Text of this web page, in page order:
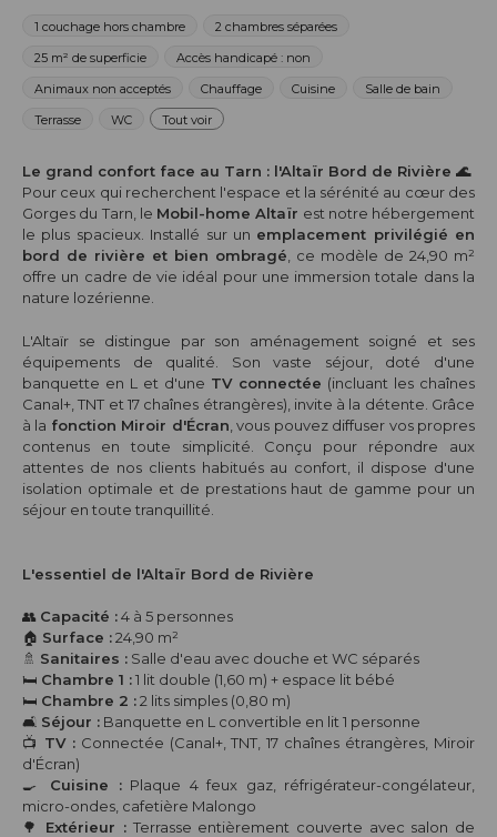
1 couchage hors chambre
2 chambres séparées
25 m² de superficie
Accès handicapé : non
Animaux non acceptés
Chauffage Cuisine
Salle de bain
Terrasse
WC Tout voir
Le grand confort face au Tarn : l'Altaïr Bord de Rivière 🌊
Pour ceux qui recherchent l'espace et la sérénité au cœur des
Gorges du Tarn, le Mobil-home Altaïr est notre hébergement
le plus spacieux. Installé sur un emplacement privilégié en
bord de rivière et bien ombragé , ce modèle de 24,90 m²
offre un cadre de vie idéal pour une immersion totale dans la
nature lozérienne.
L'Altaïr se distingue par son aménagement soigné et ses
équipements de qualité. Son vaste séjour, doté d'une
banquette en L et d'une TV connectée (incluant les chaînes
Canal+, TNT et 17 chaînes étrangères), invite à la détente. Grâce
à la fonction Miroir d'Écran , vous pouvez diffuser vos propres
contenus en toute simplicité. Conçu pour répondre aux
attentes de nos clients habitués au confort, il dispose d'une
isolation optimale et de prestations haut de gamme pour un
séjour en toute tranquillité.
L'essentiel de l'Altaïr Bord de Rivière
👥 Capacité :4 à 5 personnes
🏠 Surface :24,90 m²
🚿 Sanitaires : Salle d'eau avec douche et WC séparés
🛏️ Chambre 1 :1 lit double (1,60 m) + espace lit bébé
🛏️ Chambre 2 :2 lits simples (0,80 m)
🛋️ Séjour : Banquette en L convertible en lit 1 personne
📺 TV :Connectée (Canal+, TNT, 17 chaînes étrangères, Miroir
d'Écran)
🍳 Cuisine :Plaque 4 feux gaz, réfrigérateur-congélateur,
micro-ondes, cafetière Malongo
🌳 Extérieur : Terrasse entièrement couverte avec salon de